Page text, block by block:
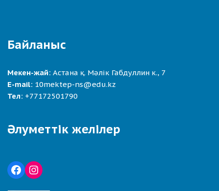
Байланыс
Мекен-жай: Астана қ. Мәлік Габдуллин к., 7
E-mail: 10mektep-ns@edu.kz
Тел: +77172501790
Әлуметтік желілер